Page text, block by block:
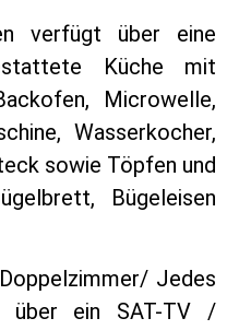
verfügt über eine
Küche mit
Microwelle,
Wasserkocher,
sowie Töpfen und
Bügeleisen
Jedes
über ein SAT-TV /